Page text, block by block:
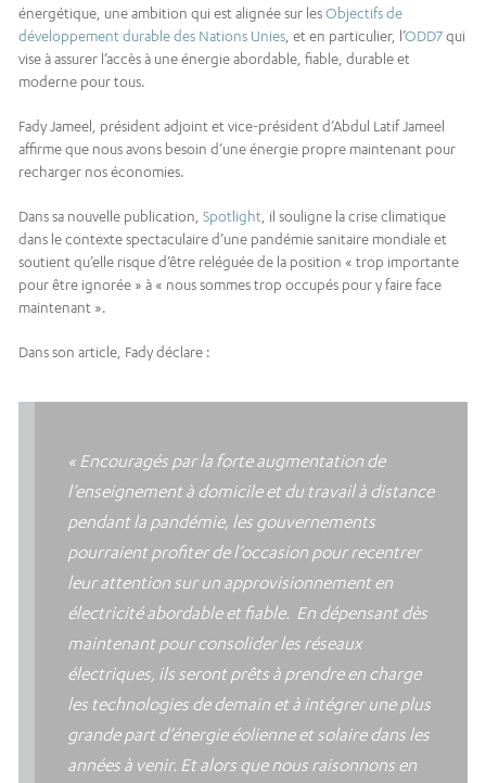
énergétique, une ambition qui est alignée sur lesObjectifs de
développement durable des Nations Unies , et en particulier, l’ODD7qui
vise à assurer l’accès à une énergie abordable, fiable, durable et
moderne pour tous.
Fady Jameel, président adjoint et vice-président d’Abdul Latif Jameel
affirme que nous avons besoin d’une énergie propre maintenant pour
recharger nos économies.
Dans sa nouvelle publication, Spotlight , il souligne la crise climatique
dans le contexte spectaculaire d’une pandémie sanitaire mondiale et
soutient qu’elle risque d’être reléguée de la position « trop importante
pour être ignorée » à « nous sommes trop occupés pour y faire face
maintenant ».
Dans son article, Fady déclare :
« Encouragés par la forte augmentation de
l’enseignement à domicile et du travail à distance
pendant la pandémie, les gouvernements
pourraient profiter de l’occasion pour recentrer
leur attention sur un approvisionnement en
électricité abordable et fiable. En dépensant dès
maintenant pour consolider les réseaux
électriques, ils seront prêts à prendre en charge
les technologies de demain et à intégrer une plus
grande part d’énergie éolienne et solaire dans les
années à venir. Et alors que nous raisonnons en